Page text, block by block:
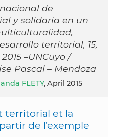
de
y solidaria en un
territorial, 15,
–UNCuyo /
Pascal – Mendoza
FLETY, April 2015
territorial et la
de l’exemple